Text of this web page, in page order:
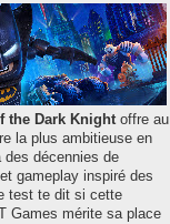
the Dark Knightoffre au
la plus ambitieuse en
des décennies de
gameplay inspiré des
test te dit si cette
Games mérite sa place